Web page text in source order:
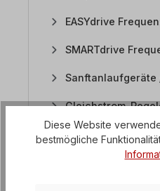
EASYdrive
SMARTdrive
Sanftanlaufgeräte
Gleichstrom-
4. Lassen sich
Diese Website
bestmögliche